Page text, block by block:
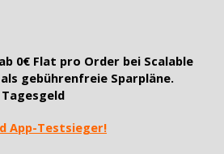
0€ Flat pro Order bei Scalable
gebührenfreie Sparpläne.
App-Testsieger!